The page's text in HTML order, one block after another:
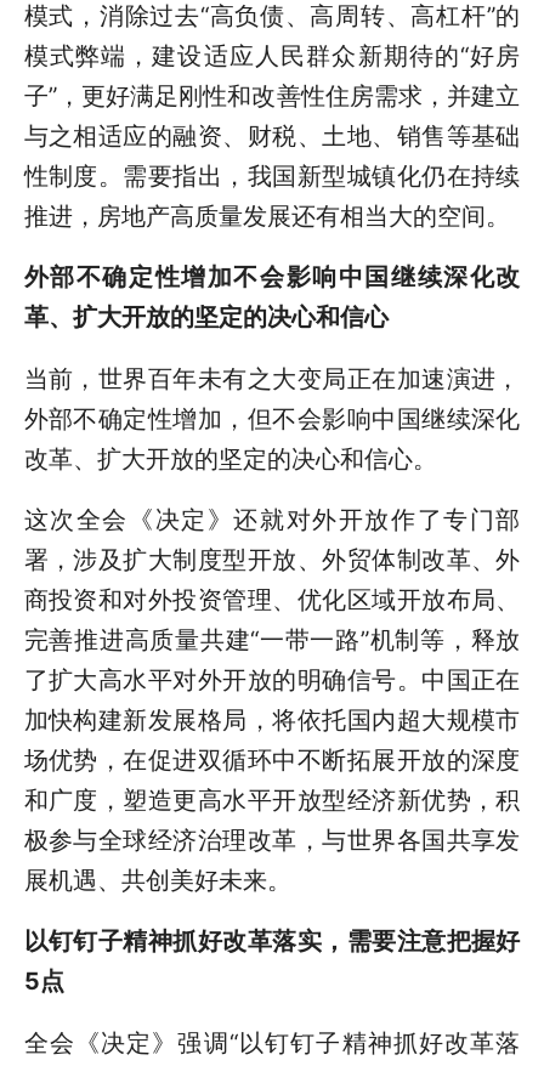
模式，消除过去“高负债、高周转、高杠杆”的
模式弊端，建设适应人民群众新期待的“好房
子”，更好满足刚性和改善性住房需求，并建立
与之相适应的融资、财税、土地、销售等基础
性制度。需要指出，我国新型城镇化仍在持续
推进，房地产高质量发展还有相当大的空间。
外部不确定性增加不会影响中国继续深化改
革、扩大开放的坚定的决心和信心
当前，世界百年未有之大变局正在加速演进，
外部不确定性增加，但不会影响中国继续深化
改革、扩大开放的坚定的决心和信心。
这次全会《决定》还就对外开放作了专门部
署，涉及扩大制度型开放、外贸体制改革、外
商投资和对外投资管理、优化区域开放布局、
完善推进高质量共建“一带一路”机制等，释放
了扩大高水平对外开放的明确信号。中国正在
加快构建新发展格局，将依托国内超大规模市
场优势，在促进双循环中不断拓展开放的深度
和广度，塑造更高水平开放型经济新优势，积
极参与全球经济治理改革，与世界各国共享发
展机遇、共创美好未来。
以钉钉子精神抓好改革落实，需要注意把握好
5点
全会《决定》强调“以钉钉子精神抓好改革落